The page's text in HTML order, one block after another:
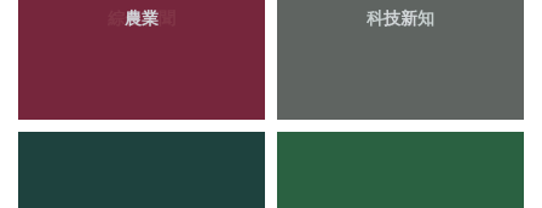
農業 科技新知